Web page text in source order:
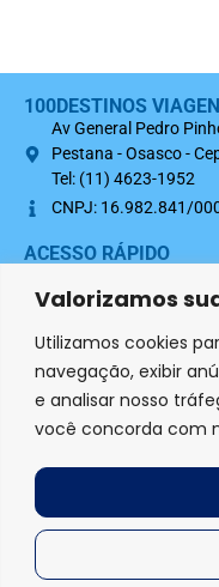
Valorizamos
Utilizamos cookies
navegação, exibir
e analisar nosso
você concorda com
100DESTINOS
Av General Pedro
Pestana - Osasco -
Tel: (11) 4623-1952
CNPJ: 16.982.841/
ACESSO RÁPIDO
Política de Privacidade
SIGA-NOS NAS
Agência credenciada
© 2026 | 100 Destinos